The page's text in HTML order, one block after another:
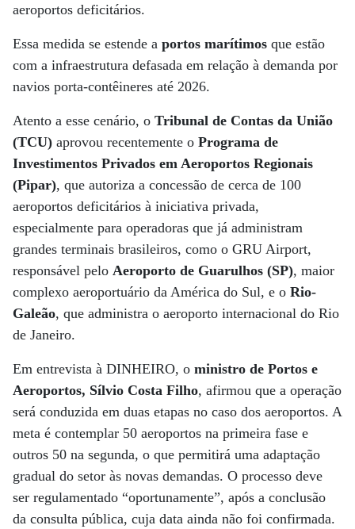
aeroportos deficitários.
Essa medida se estende a portos marítimos que estão
com a infraestrutura defasada em relação à demanda por
navios porta-contêineres até 2026.
Atento a esse cenário, o Tribunal de Contas da União
(TCU) aprovou recentemente o Programa de
Investimentos Privados em Aeroportos Regionais
(Pipar), que autoriza a concessão de cerca de 100
aeroportos deficitários à iniciativa privada,
especialmente para operadoras que já administram
grandes terminais brasileiros, como o GRU Airport,
responsável pelo Aeroporto de Guarulhos (SP), maior
complexo aeroportuário da América do Sul, e o Rio-
Galeão, que administra o aeroporto internacional do Rio
de Janeiro.
Em entrevista à DINHEIRO, o ministro de Portos e
Aeroportos, Sílvio Costa Filho, afirmou que a operação
será conduzida em duas etapas no caso dos aeroportos. A
meta é contemplar 50 aeroportos na primeira fase e
outros 50 na segunda, o que permitirá uma adaptação
gradual do setor às novas demandas. O processo deve
ser regulamentado “oportunamente”, após a conclusão
da consulta pública, cuja data ainda não foi confirmada.